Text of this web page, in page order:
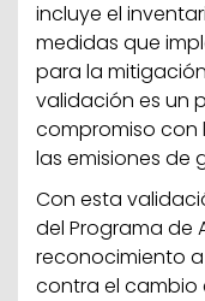
incluye el
medidas que
para la
validación es un
compromiso con
las emisiones de
Con esta
del Programa de
reconocimiento
contra el cambio